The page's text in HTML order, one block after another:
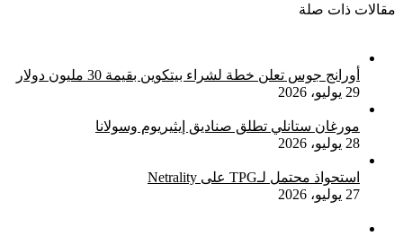
مقالات ذات صلة
أورانج جوس تعلن خطة لشراء بيتكوين بقيمة 30 مليون دولار
29 يوليو، 2026
مورغان ستانلي تطلق صناديق إيثيريوم وسولانا
28 يوليو، 2026
استحواذ محتمل لـTPG على Netrality
27 يوليو، 2026